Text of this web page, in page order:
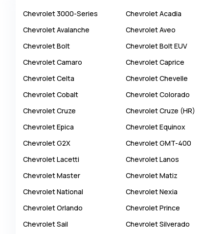
Apal
Avtokam
BAIC
Bajaj
Chevrolet3000-Series ChevroletAcadia
ChevroletAvalanche ChevroletAveo
ChevroletBolt ChevroletBolt EUV
ChevroletCamaro ChevroletCaprice
ChevroletCelta ChevroletChevelle
ChevroletCobalt ChevroletColorado
ChevroletCruze ChevroletCruze (HR)
ChevroletEpica ChevroletEquinox
ChevroletG2X ChevroletGMT-400
ChevroletLacetti ChevroletLanos
ChevroletMaster ChevroletMatiz
ChevroletNational ChevroletNexia
ChevroletOrlando ChevroletPrince
ChevroletSail ChevroletSilverado